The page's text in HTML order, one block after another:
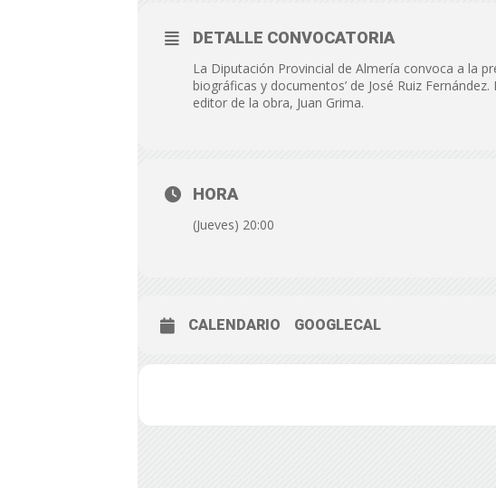
DETALLE CONVOCATORIA
La Diputación Provincial de Almería convoca a la
biográficas y documentos’ de José Ruiz
editor de la obra, Juan Grima.
HORA
(Jueves) 20:00
CALENDARIO GOOGLECAL